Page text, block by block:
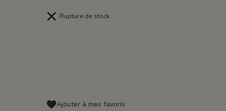
Rupture de stock
Ajouter à mes favoris